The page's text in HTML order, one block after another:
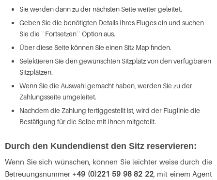
Sie werden dann zu der nächsten Seite weiter geleitet.
Geben Sie die benötigten Details Ihres Fluges ein und suchen
Sie die ``Fortsetzen`` Option aus.
Über diese Seite können Sie einen Sitz Map finden.
Selektieren Sie den gewünschten Sitzplatz von den verfügbaren
Sitzplätzen.
Wenn Sie die Auswahl gemacht haben, werden Sie zu der
Zahlungsseite umgeleitet.
Nachdem die Zahlung fertiggestellt ist, wird der Fluglinie die
Bestätigung für die Selbe mit Ihnen mitgeteilt.
Durch den Kundendienst den Sitz reservieren:
Wenn Sie sich wünschen, können Sie leichter weise durch die
Betreuungsnummer +49 (0)221 59 98 82 22, mit einem Agent